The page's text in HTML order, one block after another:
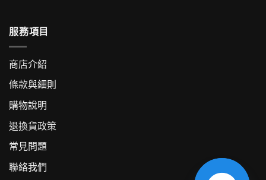
服務項目
商店介紹
條款與細則
購物說明
退換貨政策
常見問題
聯絡我們